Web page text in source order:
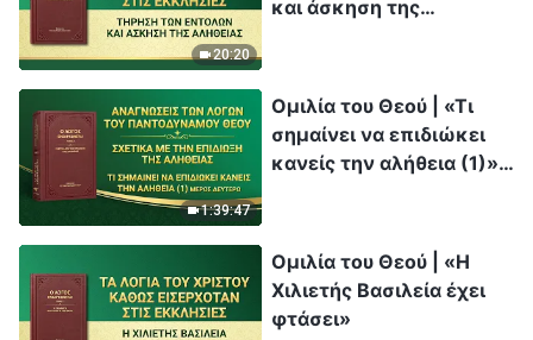
20:20
και άσκηση της
1:39:47
Ομιλία του Θεού | «Τι
σημαίνει να επιδιώκει
κανείς την αλήθεια (1)»
Ομιλία του Θεού | «Η
Χιλιετής Βασιλεία έχει
φτάσει»